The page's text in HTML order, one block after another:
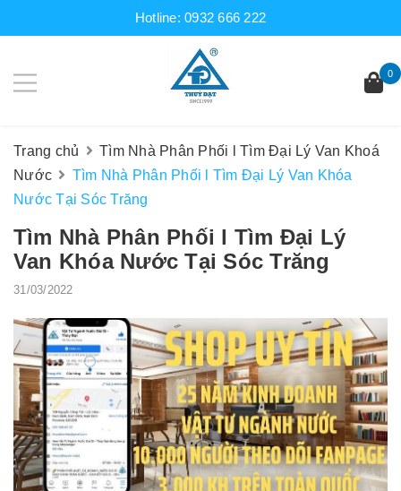
Hotline:0932 666 222
0
Trang chủ
Tìm Nhà Phân Phối l Tìm Đại Lý Van Khoá
Nước
Tìm Nhà Phân Phối l Tìm Đại Lý Van Khóa
Nước Tại Sóc Trăng
Tìm Nhà Phân Phối l Tìm Đại Lý
Van Khóa Nước Tại Sóc Trăng
31/03/2022